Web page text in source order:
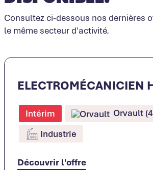
Consultez ci-dessous nos dernières
le même secteur d'activité.
ELECTROMÉCANICIEN
Intérim
Orvault
Industrie
Découvrir l'offre